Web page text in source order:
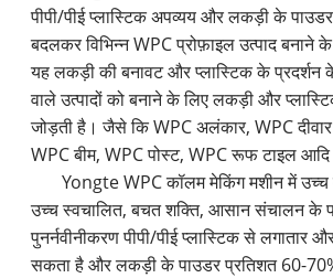
पीपी/पीई प्लास्टिक अपव्यय और लकड़ी के
बदलकर विभिन्न WPC प्रोफ़ाइल उत्पाद बनाने
यह लकड़ी की बनावट और प्लास्टिक के प्रदर्शन
वाले उत्पादों को बनाने के लिए लकड़ी और
जोड़ती है। जैसे कि WPC अलंकार, WPC
WPC बीम, WPC पोस्ट, WPC रूफ टाइल
Yongte WPC कॉलम मेकिंग मशीन में उच्च
उच्च स्वचालित, बचत शक्ति, आसान संचालन के
पुनर्नवीनीकरण पीपी/पीई प्लास्टिक से लगातार
सकता है और लकड़ी के पाउडर प्रतिशत 60-